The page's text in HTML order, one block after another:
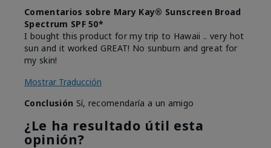
Comentarios sobre Mary Kay® Sunscreen Broad
Spectrum SPF 50*
I bought this product for my trip to Hawaii .. very hot
sun and it worked GREAT! No sunburn and great for
my skin!
Mostrar Traducción
Conclusión Sí, recomendaría a un amigo
¿Le ha resultado útil esta
opinión?